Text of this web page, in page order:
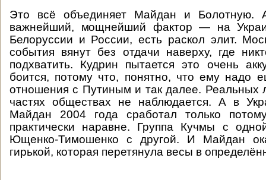
Это всё объединяет Майдан и Болотную.
важнейший, мощнейший фактор — на
Белоруссии и России, есть раскол элит.
события вянут без отдачи наверху, где
подхватить. Кудрин пытается это очень
боится, потому что, понятно, что ему надо
отношения с Путиным и так далее. Реальных
частях обществах не наблюдается. А в
Майдан 2004 года сработал только
практически наравне. Группа Кучмы с
Ющенко-Тимошенко с другой. И Майдан
гирькой, которая перетянула весы в